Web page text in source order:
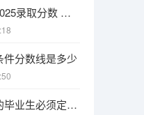
深圳海洋大学2025录取分数 中国海洋大学2025投档线
分数线是多少
高考对口援疆的毕业生必须定向回新疆工作吗，能不能不会回，不回会怎样？